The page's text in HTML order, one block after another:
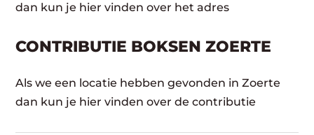
dan kun je hier vinden over het adres
CONTRIBUTIE BOKSEN ZOERTE
Als we een locatie hebben gevonden in Zoerte
dan kun je hier vinden over de contributie